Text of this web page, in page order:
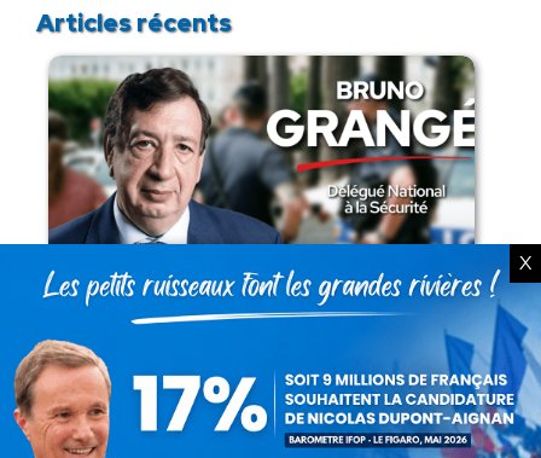
Articles récents
Présomption de légitimité de l’usage des
armes par les forces de l’ordre
X